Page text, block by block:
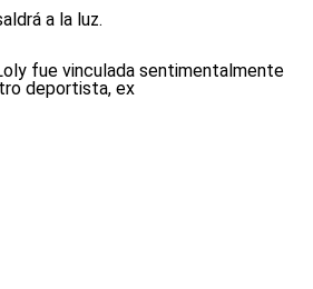
a la luz.
fue vinculada sentimentalmente
deportista, ex